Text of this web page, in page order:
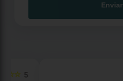
Enviar